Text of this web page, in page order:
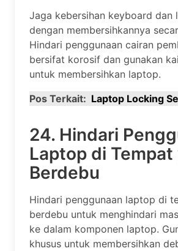
Jaga kebersihan keyboard dan
dengan membersihkannya
Hindari penggunaan cairan
bersifat korosif dan gunakan
untuk membersihkan laptop.
Pos Terkait: Laptop Locking
24. Hindari
Laptop di Tempat
Berdebu
Hindari penggunaan laptop di
berdebu untuk menghindari
ke dalam komponen laptop.
khusus untuk membersihkan